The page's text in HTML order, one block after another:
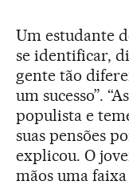
Um estudante
se identificar,
gente tão
um sucesso”.
populista e
suas pensões
explicou. O
mãos uma